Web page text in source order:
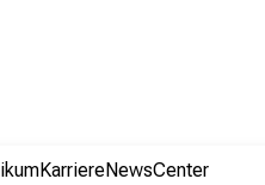
KarriereNewsCenter